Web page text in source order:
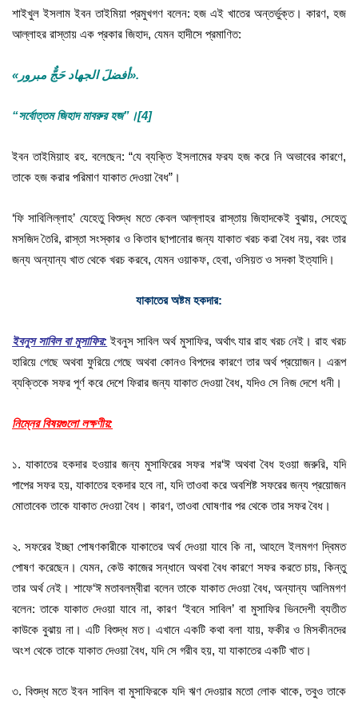
শাইখুল ইসলাম ইবন তাইমিয়া প্রমুখগণ বলেন: হজ এই খাতের অন্তর্ভুক্ত। কারণ, হজ
আল্লাহর রাস্তায় এক প্রকার জিহাদ, যেমন হাদীসে প্রমাণিত:
«أفضلَ الجهاد حَجٌّ مبرور».
“সর্বোত্তম জিহাদ মাবরুর হজ”।[4]
ইবন তাইমিয়াহ রহ. বলেছেন: “যে ব্যক্তি ইসলামের ফরয হজ করে নি অভাবের কারণে,
তাকে হজ করার পরিমাণ যাকাত দেওয়া বৈধ”।
‘ফি সাবিলিল্লাহ’ যেহেতু বিশুদ্ধ মতে কেবল আল্লাহর রাস্তায় জিহাদকেই বুঝায়, সেহেতু
মসজিদ তৈরি, রাস্তা সংস্কার ও কিতাব ছাপানোর জন্য যাকাত খরচ করা বৈধ নয়, বরং তার
জন্য অন্যান্য খাত থেকে খরচ করবে, যেমন ওয়াকফ, হেবা, ওসিয়ত ও সদকা ইত্যাদি।
যাকাতের অষ্টম হকদার:
ইবনুস সাবিল বা মুসাফির:ইবনুস সাবিল অর্থ মুসাফির, অর্থাৎ যার রাহ খরচ নেই। রাহ খরচ
হারিয়ে গেছে অথবা ফুরিয়ে গেছে অথবা কোনও বিপদের কারণে তার অর্থ প্রয়োজন। এরূপ
ব্যক্তিকে সফর পূর্ণ করে দেশে ফিরার জন্য যাকাত দেওয়া বৈধ, যদিও সে নিজ দেশে ধনী।
নিম্নের বিষয়গুলো লক্ষণীয়:
১. যাকাতের হকদার হওয়ার জন্য মুসাফিরের সফর শর‘ঈ অথবা বৈধ হওয়া জরুরি, যদি
পাপের সফর হয়, যাকাতের হকদার হবে না, যদি তাওবা করে অবশিষ্ট সফরের জন্য প্রয়োজন
মোতাবেক তাকে যাকাত দেওয়া বৈধ। কারণ, তাওবা ঘোষণার পর থেকে তার সফর বৈধ।
২. সফরের ইচ্ছা পোষণকারীকে যাকাতের অর্থ দেওয়া যাবে কি না, আহলে ইলমগণ দ্বিমত
পোষণ করেছেন। যেমন, কেউ কাজের সন্ধানে অথবা বৈধ কারণে সফর করতে চায়, কিন্তু
তার অর্থ নেই। শাফে‘ঈ মতাবলম্বীরা বলেন তাকে যাকাত দেওয়া বৈধ, অন্যান্য আলিমগণ
বলেন: তাকে যাকাত দেওয়া যাবে না, কারণ ‘ইবনে সাবিল’ বা মুসাফির ভিনদেশী ব্যতীত
কাউকে বুঝায় না। এটি বিশুদ্ধ মত। এখানে একটি কথা বলা যায়, ফকীর ও মিসকীনদের
অংশ থেকে তাকে যাকাত দেওয়া বৈধ, যদি সে গরীব হয়, যা যাকাতের একটি খাত।
৩. বিশুদ্ধ মতে ইবন সাবিল বা মুসাফিরকে যদি ঋণ দেওয়ার মতো লোক থাকে, তবুও তাকে